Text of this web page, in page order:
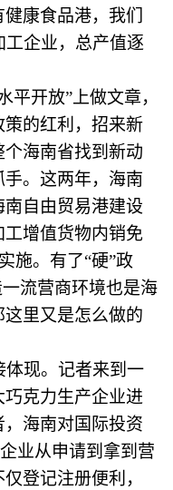
康食品港，我们
工企业，总产值逐
平开放”上做文章，
的红利，招来新
海南省找到新动
。这两年，海南
自由贸易港建设
增值货物内销免
施。有了“硬”政
流营商环境也是海
里又是怎么做的
体现。记者来到一
克力生产企业进
海南对国际投资
业从申请到拿到营
登记注册便利，